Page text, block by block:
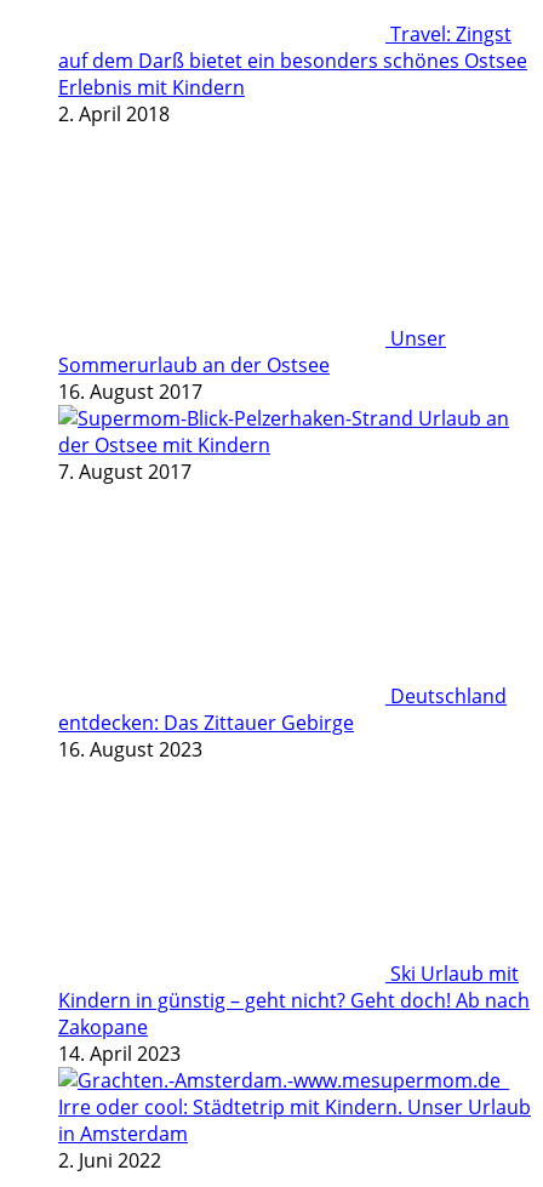
Travel: Zingst
auf dem Darß bietet ein besonders schönes Ostsee
Erlebnis mit Kindern
2. April 2018
Unser
Sommerurlaub an der Ostsee
16. August 2017
Urlaub an
der Ostsee mit Kindern
7. August 2017
Deutschland
entdecken: Das Zittauer Gebirge
16. August 2023
Ski Urlaub mit
Kindern in günstig – geht nicht? Geht doch! Ab nach
Zakopane
14. April 2023
Irre oder cool: Städtetrip mit Kindern. Unser Urlaub
in Amsterdam
2. Juni 2022